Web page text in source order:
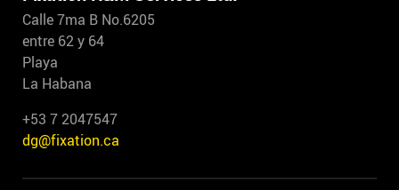
Calle 7ma B No.6205
entre 62 y 64
Playa
La Habana
+53 7 2047547
dg@fixation.ca